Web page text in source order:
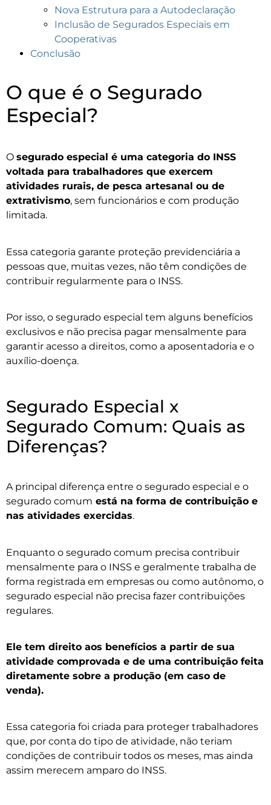
Nova Estrutura para a Autodeclaração
Inclusão de Segurados Especiais em
Cooperativas
Conclusão
O que é o Segurado
Especial?
O segurado especial é uma categoria do INSS
voltada para trabalhadores que exercem
atividades rurais, de pesca artesanal ou de
extrativismo, sem funcionários e com produção
limitada.
Essa categoria garante proteção previdenciária a
pessoas que, muitas vezes, não têm condições de
contribuir regularmente para o INSS.
Por isso, o segurado especial tem alguns benefícios
exclusivos e não precisa pagar mensalmente para
garantir acesso a direitos, como a aposentadoria e o
auxílio-doença.
Segurado Especial x
Segurado Comum: Quais as
Diferenças?
A principal diferença entre o segurado especial e o
segurado comum está na forma de contribuição e
nas atividades exercidas.
Enquanto o segurado comum precisa contribuir
mensalmente para o INSS e geralmente trabalha de
forma registrada em empresas ou como autônomo, o
segurado especial não precisa fazer contribuições
regulares.
Ele tem direito aos benefícios a partir de sua
atividade comprovada e de uma contribuição feita
diretamente sobre a produção (em caso de
venda).
Essa categoria foi criada para proteger trabalhadores
que, por conta do tipo de atividade, não teriam
condições de contribuir todos os meses, mas ainda
assim merecem amparo do INSS.